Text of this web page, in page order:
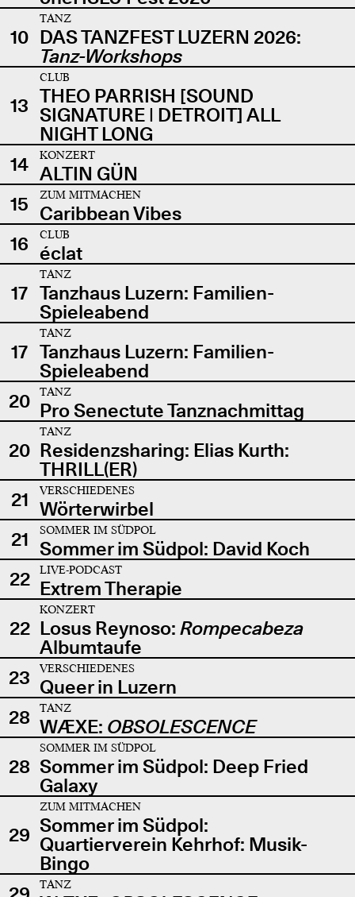
10
TANZ
DAS TANZFEST LUZERN 2026:
Tanz-Workshops
13
CLUB
THEO PARRISH [SOUND
SIGNATURE | DETROIT] ALL
NIGHT LONG
14
KONZERT
ALTIN GÜN
15
ZUM MITMACHEN
Caribbean Vibes
16
CLUB
éclat
17
TANZ
Tanzhaus Luzern: Familien-
Spieleabend
17
TANZ
Tanzhaus Luzern: Familien-
Spieleabend
20
TANZ
Pro Senectute Tanznachmittag
20
TANZ
Residenzsharing: Elias Kurth:
THRILL(ER)
21
VERSCHIEDENES
Wörterwirbel
21
SOMMER IM SÜDPOL
Sommer im Südpol: David Koch
22
LIVE-PODCAST
Extrem Therapie
22
KONZERT
Losus Reynoso: Rompecabeza
Albumtaufe
23
VERSCHIEDENES
Queer in Luzern
28
TANZ
WÆXE: OBSOLESCENCE
28
SOMMER IM SÜDPOL
Sommer im Südpol: Deep Fried
Galaxy
29
ZUM MITMACHEN
Sommer im Südpol:
Quartierverein Kehrhof: Musik-
Bingo
TANZ